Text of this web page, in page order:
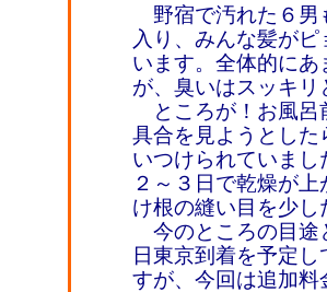
野宿で汚れた６男
入り、みんな髪が
います。全体的に
が、臭いはスッキリ
ところが！お風呂
具合を見ようとし
いつけられていま
２～３日で乾燥が
け根の縫い目を少
今のところの目途
日東京到着を予定
すが、今回は追加料